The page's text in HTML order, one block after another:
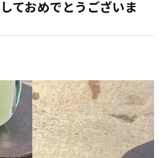
ておめでとうございま